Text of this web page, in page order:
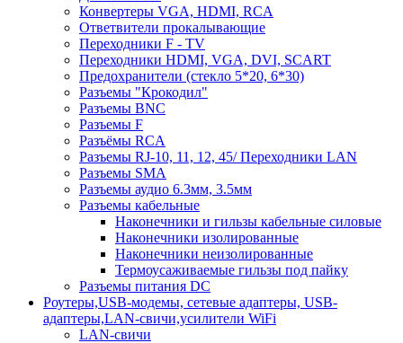
Конвертеры VGA, HDMI, RCA
Ответвители прокалывающие
Переходники F - TV
Переходники HDMI, VGA, DVI, SCART
Предохранители (стекло 5*20, 6*30)
Разъемы "Крокодил"
Разъемы BNC
Разъемы F
Разъёмы RCA
Разъемы RJ-10, 11, 12, 45/ Переходники LAN
Разъемы SMA
Разъемы аудио 6.3мм, 3.5мм
Разъемы кабельные
Наконечники и гильзы кабельные силовые
Наконечники изолированные
Наконечники неизолированные
Термоусаживаемые гильзы под пайку
Разъемы питания DC
Роутеры,USB-модемы, сетевые адаптеры, USB-
адаптеры,LAN-свичи,усилители WiFi
LAN-свичи